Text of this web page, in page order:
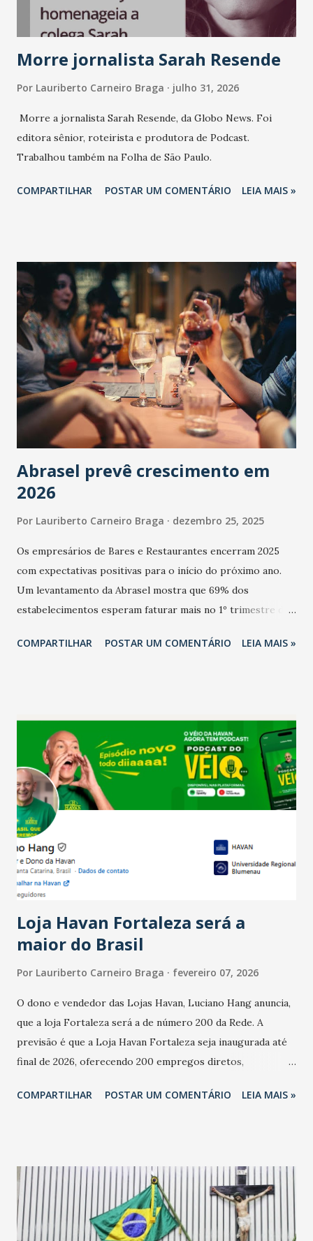
marcas, pessoas e mercado", afirma Tamires So...
Morre jornalista Sarah Resende
Por Lauriberto Carneiro Braga julho 31, 2026
Morre a jornalista Sarah Resende, da Globo News. Foi
editora sênior, roteirista e produtora de Podcast.
Trabalhou também na Folha de São Paulo.
COMPARTILHAR POSTAR UM COMENTÁRIO LEIA MAIS »
Abrasel prevê crescimento em
2026
Por Lauriberto Carneiro Braga dezembro 25, 2025
Os empresários de Bares e Restaurantes encerram 2025
com expectativas positivas para o início do próximo ano.
Um levantamento da Abrasel mostra que 69% dos
estabelecimentos esperam faturar mais no 1º trimestre de
relação ao último trimestre deste ano, 56% também
confraternizações de fim de ano e pelo pagamento do 13º
Salário para um número maior de trabalhadores, já que o
país tem a menor taxa de desemprego dos anos recentes.
Ainda segundo a Pesquisa, em novembro de 2025, 40% dos
bares e restaurantes operaram com lucro e outros 40%
registraram equilíbrio financeiro. Já o percentual de
estabelecimentos no prejuízo ficou em 19%, pouco abaixo
do observado no mês anterior. Outros 1% não existiam em
novembro. Em relação a outubro, o faturamento também
COMPARTILHAR POSTAR UM COMENTÁRIO LEIA MAIS »
Loja Havan Fortaleza será a
maior do Brasil
Por Lauriberto Carneiro Braga fevereiro 07, 2026
O dono e vendedor das Lojas Havan, Luciano Hang anuncia,
que a loja Fortaleza será a de número 200 da Rede. A
previsão é que a Loja Havan Fortaleza seja inaugurada até
final de 2026, oferecendo 200 empregos diretos,
Havan Fortaleza ainda não foi anunciada oficialmente, mas
COMPARTILHAR POSTAR UM COMENTÁRIO LEIA MAIS »